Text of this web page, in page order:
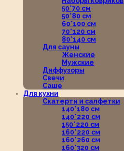
50*70 см
50*80 см
60*100 см
70*120 см
80*140 см
Для сауны
Женские
Мужские
Диффузоры
Свечи
Саше
Для кухни
Скатерти и салфетки
140*180 см
140*220 см
150*220 см
160*220 см
160*260 см
160*320 см